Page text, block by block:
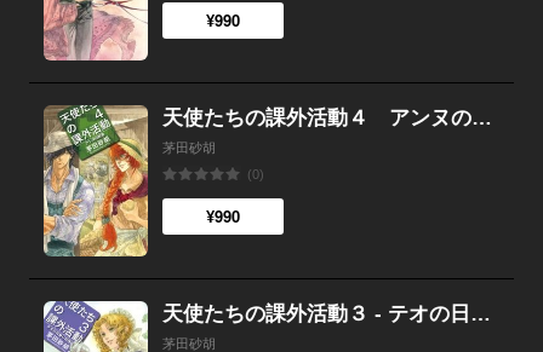
¥990
天使たちの課外活動４ アンヌの野兎
茅田砂胡
(0)
¥990
天使たちの課外活動３ - テオの日替り料理店
茅田砂胡